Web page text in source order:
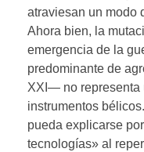
atraviesan un modo
Ahora bien, la
emergencia de la
predominante de
XXI— no representa
instrumentos
pueda explicarse
tecnologías» al